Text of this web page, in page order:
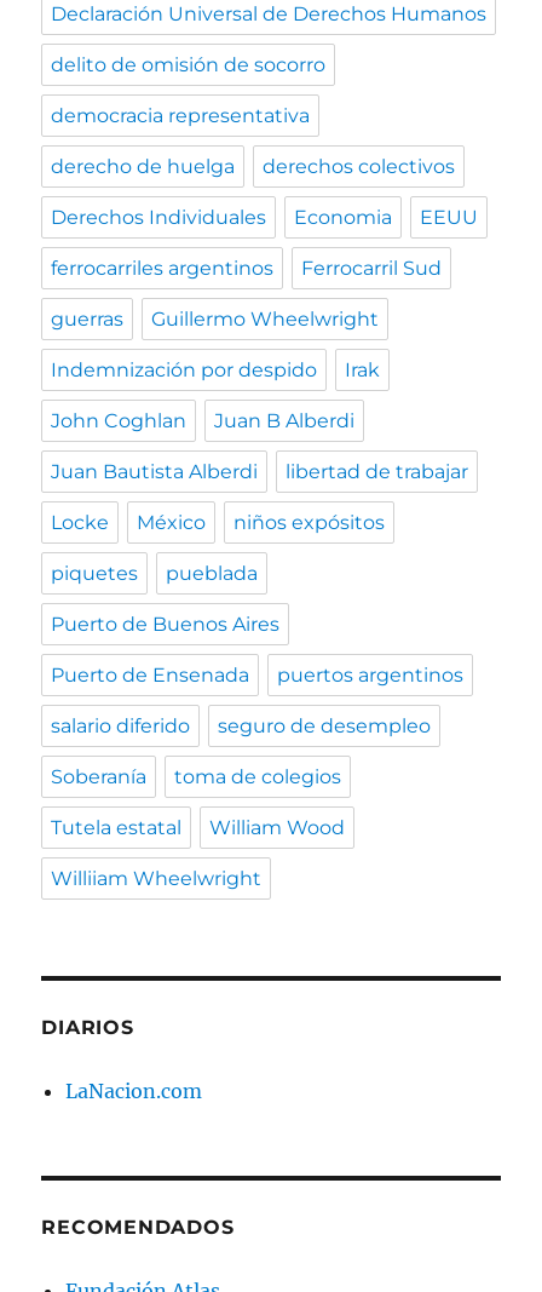
Declaración Universal de Derechos Humanos
delito de omisión de socorro
democracia representativa
derecho de huelga derechos colectivos
Derechos Individuales Economia EEUU
ferrocarriles argentinos Ferrocarril Sud
guerras Guillermo Wheelwright
Indemnización por despido Irak
John Coghlan Juan B Alberdi
Juan Bautista Alberdi libertad de trabajar
Locke México niños expósitos
piquetes pueblada
Puerto de Buenos Aires
Puerto de Ensenada puertos argentinos
salario diferido seguro de desempleo
Soberanía toma de colegios
Tutela estatal William Wood
Williiam Wheelwright
DIARIOS
LaNacion.com
RECOMENDADOS